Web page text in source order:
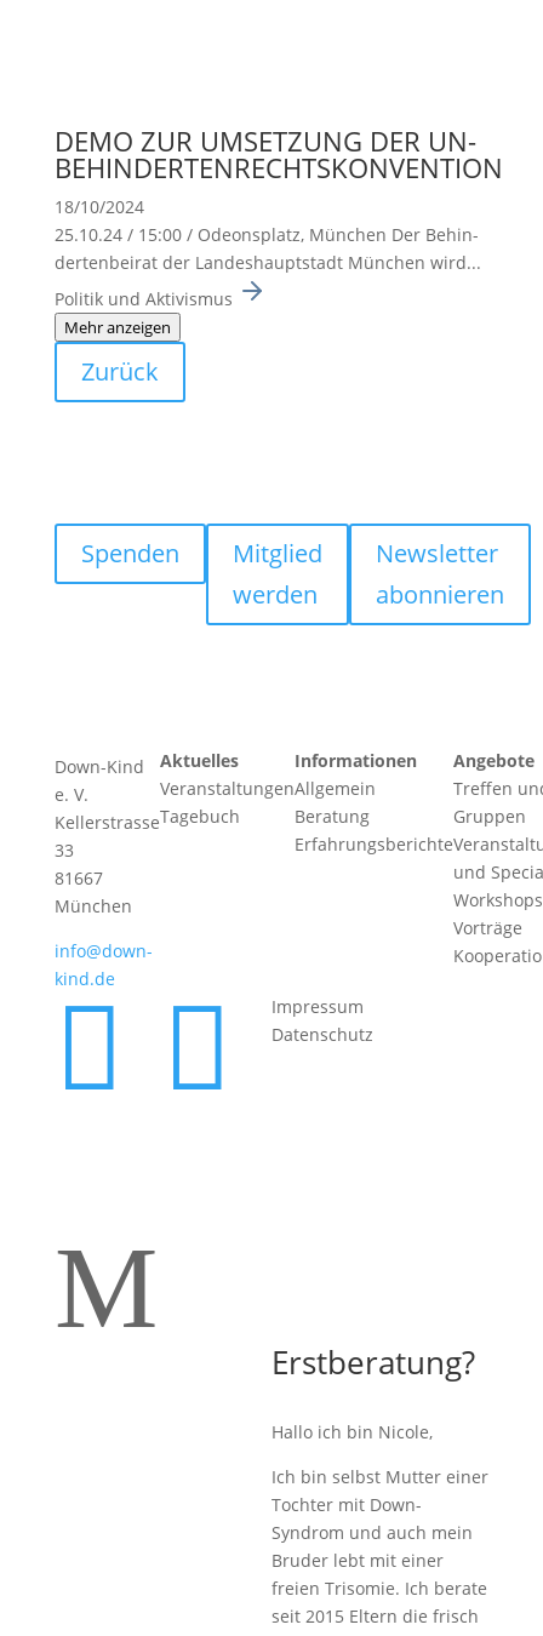
DEMO ZUR UMSETZUNG DER UN-
BEHINDERTENRECHTSKONVENTION
18/10/2024
25.10.24 / 15:00 / Odeons­platz, München Der Behin­
der­ten­beirat der Landes­haupt­stadt München wird...
Politik und Aktivismus
Mehr anzeigen
Zurück
Spenden
Mitglied
werden
Newsletter
abonnieren
Down-Kind
e. V.
Kellerstrasse
33
81667
München
info@down-
kind.de
Aktuelles
Veranstaltungen
Tagebuch
Informationen
Allgemein
Beratung
Erfahrungsberichte
Angebote
Treffen
Gruppen
und
Vorträge
 
Impressum
Datenschutz
M
Erstberatung?
Hallo ich bin Nicole,
Ich bin selbst Mutter einer
Tochter mit Down-
Syndrom und auch mein
Bruder lebt mit einer
freien Trisomie. Ich berate
seit 2015 Eltern die frisch